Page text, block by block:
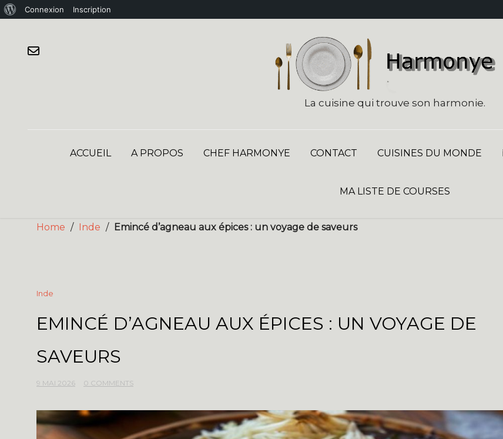
Connexion Inscription
La cuisine qui trouve son harmonie.
ACCUEIL A PROPOS CHEF HARMONYE CONTACT CUISINES DU MONDE
MA LISTE DE COURSES
Home / Inde / Emincé d’agneau aux épices : un voyage de saveurs
Inde
EMINCÉ D’AGNEAU AUX ÉPICES : UN VOYAGE DE
SAVEURS
9 MAI 2026 0 COMMENTS